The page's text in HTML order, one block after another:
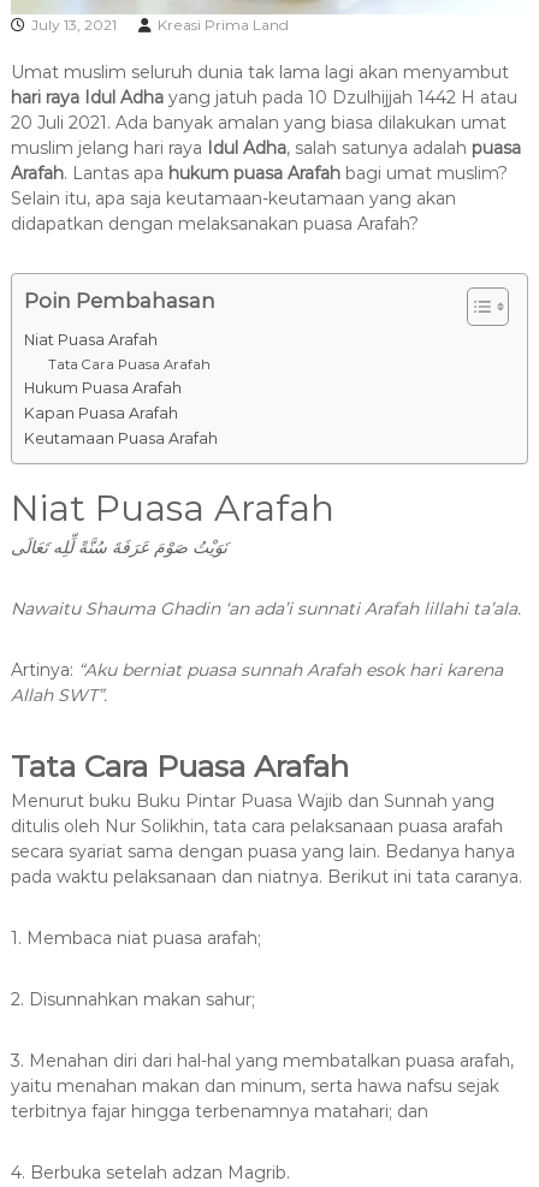
R
July 13, 2021 Kreasi Prima Land
Umat muslim seluruh dunia tak lama lagi akan menyambut
hari raya Idul Adhayang jatuh pada 10 Dzulhijjah 1442 H atau
20 Juli 2021. Ada banyak amalan yang biasa dilakukan umat
muslim jelang hari raya Idul Adha, salah satunya adalah puasa
Arafah. Lantas apa hukum puasa Arafahbagi umat muslim?
Selain itu, apa saja keutamaan-keutamaan yang akan
didapatkan dengan melaksanakan puasa Arafah?
Poin Pembahasan
Niat Puasa Arafah
Tata Cara Puasa Arafah
Hukum Puasa Arafah
Kapan Puasa Arafah
Keutamaan Puasa Arafah
Niat Puasa Arafah
نَوَيْتُ صَوْمَ عَرَفَةَ سُنَّةً لِّلِه تَعَالَى
Nawaitu Shauma Ghadin ‘an ada’i sunnati Arafah lillahi ta’ala.
Artinya: “Aku berniat puasa sunnah Arafah esok hari karena
Allah SWT”.
Tata Cara Puasa Arafah
Menurut buku Buku Pintar Puasa Wajib dan Sunnah yang
ditulis oleh Nur Solikhin, tata cara pelaksanaan puasa arafah
secara syariat sama dengan puasa yang lain. Bedanya hanya
pada waktu pelaksanaan dan niatnya. Berikut ini tata caranya.
1. Membaca niat puasa arafah;
2. Disunnahkan makan sahur;
3. Menahan diri dari hal-hal yang membatalkan puasa arafah,
yaitu menahan makan dan minum, serta hawa nafsu sejak
terbitnya fajar hingga terbenamnya matahari; dan
4. Berbuka setelah adzan Magrib.